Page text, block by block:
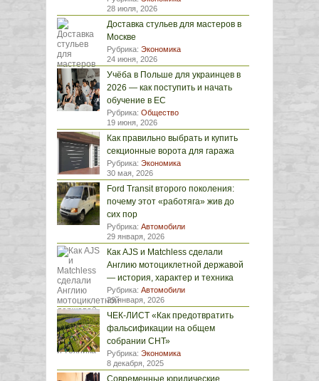
28 июля, 2026
Доставка стульев для мастеров в
Москве
Рубрика: Экономика
24 июня, 2026
Учёба в Польше для украинцев в
2026 — как поступить и начать
обучение в ЕС
Рубрика: Общество
19 июня, 2026
Как правильно выбрать и купить
секционные ворота для гаража
Рубрика: Экономика
30 мая, 2026
Ford Transit второго поколения:
почему этот «работяга» жив до
сих пор
Рубрика: Автомобили
29 января, 2026
Как AJS и Matchless сделали
Англию мотоциклетной державой
— история, характер и техника
Рубрика: Автомобили
29 января, 2026
ЧЕК-ЛИСТ «Как предотвратить
фальсификации на общем
собрании СНТ»
Рубрика: Экономика
8 декабря, 2025
Современные юридические